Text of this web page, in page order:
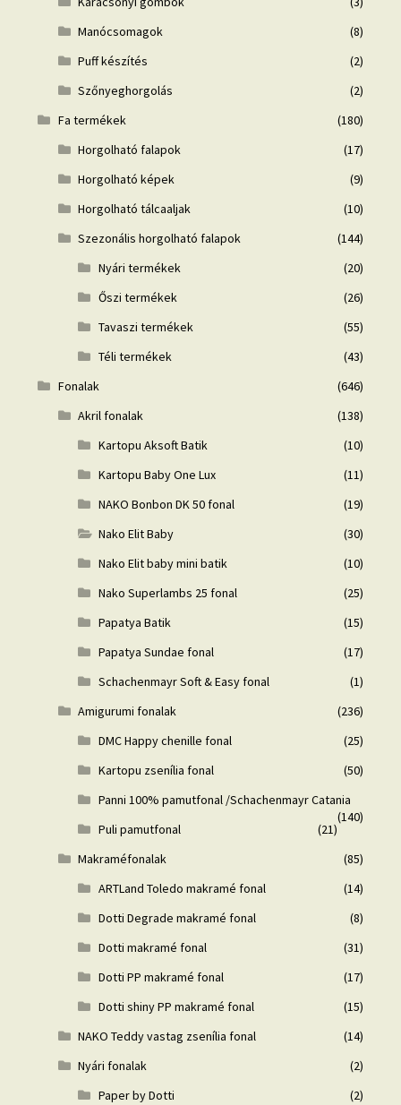
Manócsomagok
(8)
Puff készítés
(2)
Szőnyeghorgolás
(2)
Fa termékek
(180)
Horgolható falapok
(17)
Horgolható képek
(9)
Horgolható tálcaaljak
(10)
Szezonális horgolható falapok
(144)
Nyári termékek
(20)
Őszi termékek
(26)
Tavaszi termékek
(55)
Téli termékek
(43)
Fonalak
(646)
Akril fonalak
(138)
Kartopu Aksoft Batik
(10)
Kartopu Baby One Lux
(11)
NAKO Bonbon DK 50 fonal
(19)
Nako Elit Baby
(30)
Nako Elit baby mini batik
(10)
Nako Superlambs 25 fonal
(25)
Papatya Batik
(15)
Papatya Sundae fonal
(17)
Schachenmayr Soft & Easy fonal
(1)
Amigurumi fonalak
(236)
DMC Happy chenille fonal
(25)
Kartopu zsenília fonal
(50)
Panni 100% pamutfonal /Schachenmayr Catania
(140)
Puli pamutfonal
(21)
Makraméfonalak
(85)
ARTLand Toledo makramé fonal
(14)
Dotti Degrade makramé fonal
(8)
Dotti makramé fonal
(31)
Dotti PP makramé fonal
(17)
Dotti shiny PP makramé fonal
(15)
NAKO Teddy vastag zsenília fonal
(14)
Nyári fonalak
(2)
Paper by Dotti
(2)